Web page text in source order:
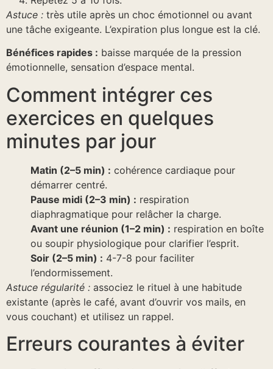
Astuce : très utile après un choc émotionnel ou avant
une tâche exigeante. L’expiration plus longue est la clé.
Bénéfices rapides : baisse marquée de la pression
émotionnelle, sensation d’espace mental.
Comment intégrer ces
exercices en quelques
minutes par jour
Matin (2–5 min) : cohérence cardiaque pour
démarrer centré.
Pause midi (2–3 min) : respiration
diaphragmatique pour relâcher la charge.
Avant une réunion (1–2 min) : respiration en boîte
ou soupir physiologique pour clarifier l’esprit.
Soir (2–5 min) : 4-7-8 pour faciliter
l’endormissement.
Astuce régularité : associez le rituel à une habitude
existante (après le café, avant d’ouvrir vos mails, en
vous couchant) et utilisez un rappel.
Erreurs courantes à éviter